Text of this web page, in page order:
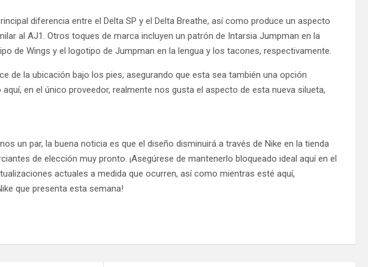
diferencia entre el Delta SP y el Delta Breathe, así como produce un aspecto
al AJ1. Otros toques de marca incluyen un patrón de Intarsia Jumpman en la
de Wings y el logotipo de Jumpman en la lengua y los tacones, respectivamente.
de la ubicación bajo los pies, asegurando que esta sea también una opción
en el único proveedor, realmente nos gusta el aspecto de esta nueva silueta,
un par, la buena noticia es que el diseño disminuirá a través de Nike en la tienda
de elección muy pronto. ¡Asegúrese de mantenerlo bloqueado ideal aquí en el
actuales a medida que ocurren, así como mientras esté aquí,
que presenta esta semana!